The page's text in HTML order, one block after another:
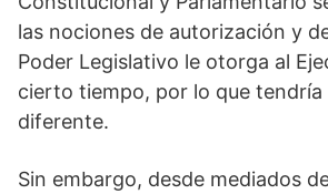
las nociones de autorización y
Poder Legislativo le otorga al
cierto tiempo, por lo que tendría
diferente.
Sin embargo, desde mediados